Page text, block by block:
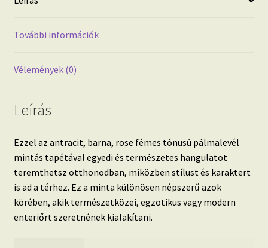
További információk
Vélemények (0)
Leírás
Ezzel az antracit, barna, rose fémes tónusú pálmalevél
mintás tapétával egyedi és természetes hangulatot
teremthetsz otthonodban, miközben stílust és karaktert
is ad a térhez. Ez a minta különösen népszerű azok
körében, akik természetközei, egzotikus vagy modern
enteriőrt szeretnének kialakítani.